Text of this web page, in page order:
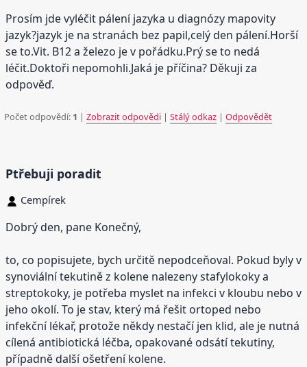
Prosím jde vyléčit pálení jazyka u diagnózy mapovity
jazyk?jazyk je na stranách bez papil,celý den pálení.Horší
se to.Vit. B12 a železo je v pořádku.Prý se to nedá
léčit.Doktoři nepomohli.Jaká je příčina? Děkuji za
odpověď.
Počet odpovědí: 1 |Zobrazit odpovědi |Stálý odkaz |Odpovědět
Ptřebuji poradit
Cempírek
Dobrý den, pane Konečný,
to, co popisujete, bych určitě nepodceňoval. Pokud byly v
synoviální tekutině z kolene nalezeny stafylokoky a
streptokoky, je potřeba myslet na infekci v kloubu nebo v
jeho okolí. To je stav, který má řešit ortoped nebo
infekční lékař, protože někdy nestačí jen klid, ale je nutná
cílená antibiotická léčba, opakované odsátí tekutiny,
případně další ošetření kolene.